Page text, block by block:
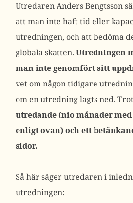
Utredaren Anders Bengtsson
att man inte haft tid eller
utredningen, och att bedöma
globala skatten. Utredningen
man inte genomfört sitt
vet om någon tidigare
om en utredning lagts ned.
utredande (nio månader
enligt ovan) och ett
sidor.
Så här säger utredaren i
utredningen: